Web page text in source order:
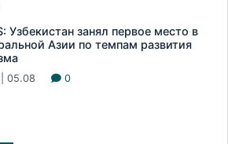
Узбекистан занял первое место в
Азии по темпам развития
05.08 0